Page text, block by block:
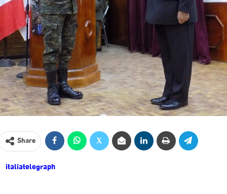
Share
italiatelegraph